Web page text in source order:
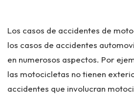
Los casos de accidentes de
los casos de accidentes
en numerosos aspectos. Por
las motocicletas no tienen
accidentes que involucran